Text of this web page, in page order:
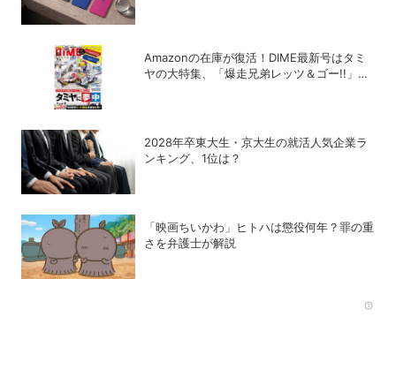
Amazonの在庫が復活！DIME最新号はタミ
ヤの大特集、「爆走兄弟レッツ＆ゴー!!」の
2028年卒東大生・京大生の就活人気企業ラ
ンキング、1位は？
「映画ちいかわ」ヒトハは懲役何年？罪の重
さを弁護士が解説